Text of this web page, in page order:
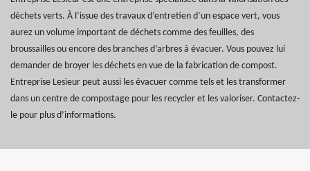
déchets verts. À l’issue des travaux d’entretien d’un espace vert, vous
aurez un volume important de déchets comme des feuilles, des
broussailles ou encore des branches d’arbres à évacuer. Vous pouvez lui
demander de broyer les déchets en vue de la fabrication de compost.
Entreprise Lesieur peut aussi les évacuer comme tels et les transformer
dans un centre de compostage pour les recycler et les valoriser. Contactez-
le pour plus d’informations.